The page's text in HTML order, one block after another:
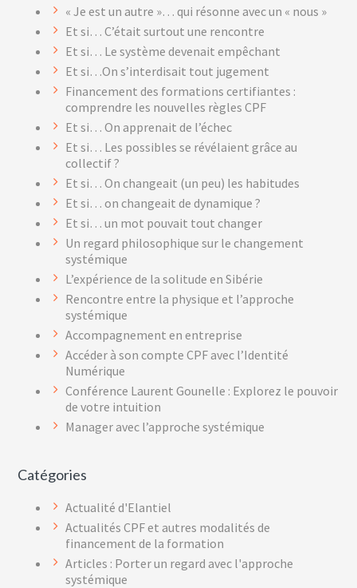
« Je est un autre »… qui résonne avec un « nous »
Et si… C’était surtout une rencontre
Et si… Le système devenait empêchant
Et si…On s’interdisait tout jugement
Financement des formations certifiantes :
comprendre les nouvelles règles CPF
Et si… On apprenait de l’échec
Et si… Les possibles se révélaient grâce au
collectif ?
Et si… On changeait (un peu) les habitudes
Et si… on changeait de dynamique ?
Et si… un mot pouvait tout changer
Un regard philosophique sur le changement
systémique
L’expérience de la solitude en Sibérie
Rencontre entre la physique et l’approche
systémique
Accompagnement en entreprise
Accéder à son compte CPF avec l’Identité
Numérique
Conférence Laurent Gounelle : Explorez le pouvoir
de votre intuition
Manager avec l’approche systémique
Catégories
Actualité d'Elantiel
Actualités CPF et autres modalités de
financement de la formation
Articles : Porter un regard avec l'approche
systémique